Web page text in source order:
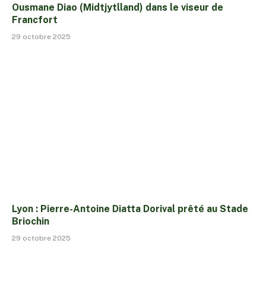
Ousmane Diao (Midtjytlland) dans le viseur de
Francfort
29 octobre 2025
Lyon : Pierre-Antoine Diatta Dorival prêté au Stade
Briochin
29 octobre 2025